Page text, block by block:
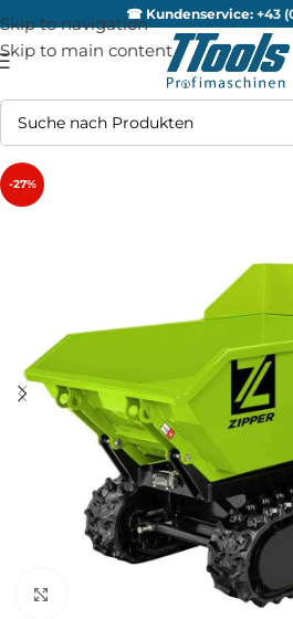
Skip to navigation
Skip to main content
☎ Kundenservice: +43
-27%
Zum Vergrößern anklicken